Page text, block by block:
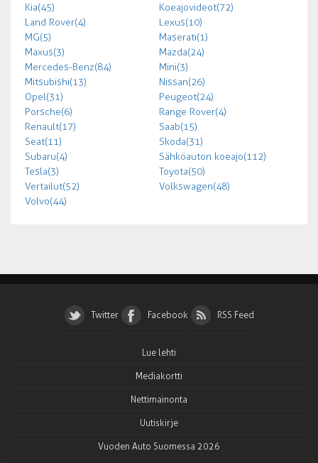
Kia (45)
Koeajovideot (72)
Land Rover (4)
Lexus (10)
MG (5)
Maserati (1)
Maxus (3)
Mazda (24)
Mercedes-Benz (84)
Mini (3)
Mitsubishi (13)
Nissan (26)
Opel (31)
Peugeot (24)
Porsche (6)
Range Rover (4)
Renault (17)
Saab (15)
Seat (11)
Skoda (31)
Subaru (4)
Sähköauton koeajo (112)
Tesla (3)
Toyota (50)
Vertailut (52)
Volkswagen (48)
Volvo (44)
Twitter Facebook RSS Feed
Lue lehti
Mediakortti
Nettimainonta
Uutiskirje
Vuoden Auto Suomessa 2026